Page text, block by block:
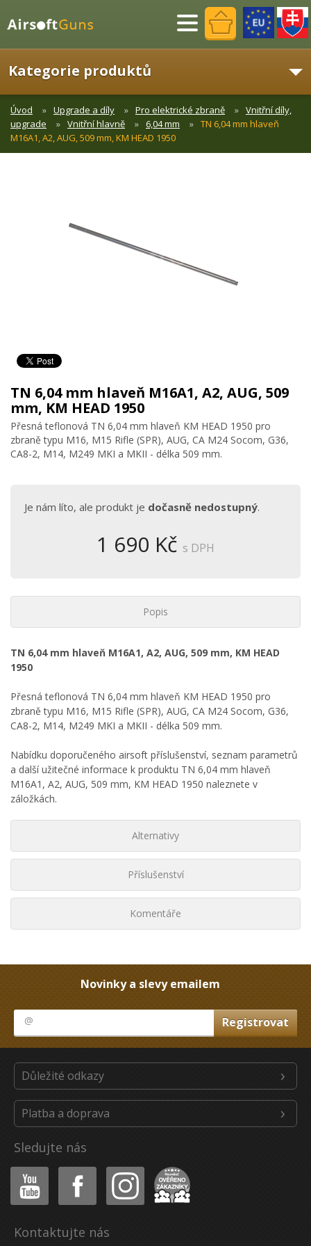
Menu
Kategorie produktů
Úvod Upgrade a díly Pro elektrické zbraně
Vnitřní díly,
upgrade
Vnitřní hlavně 6,04 mm
TN 6,04 mm hlaveň
M16A1, A2, AUG, 509 mm, KM HEAD 1950
TN 6,04 mm hlaveň M16A1, A2, AUG, 509
mm, KM HEAD 1950
Přesná teflonová TN 6,04 mm hlaveň KM HEAD 1950 pro
zbraně typu M16, M15 Rifle (SPR), AUG, CA M24 Socom, G36,
CA8-2, M14, M249 MKI a MKII - délka 509 mm.
Je nám líto, ale produkt je dočasně nedostupný.
1 690 Kč s DPH
Popis
TN 6,04 mm hlaveň M16A1, A2, AUG, 509 mm, KM HEAD
1950
Přesná teflonová TN 6,04 mm hlaveň KM HEAD 1950 pro
zbraně typu M16, M15 Rifle (SPR), AUG, CA M24 Socom, G36,
CA8-2, M14, M249 MKI a MKII - délka 509 mm.
Nabídku doporučeného airsoft příslušenství, seznam parametrů
a další užitečné informace k produktu TN 6,04 mm hlaveň
M16A1, A2, AUG, 509 mm, KM HEAD 1950 naleznete v
záložkách.
Alternativy
Příslušenství
Komentáře
Novinky a slevy emailem
Důležité odkazy
Platba a doprava
Sledujte nás
Youtube Facebook Instagram Heureka
Kontaktujte nás